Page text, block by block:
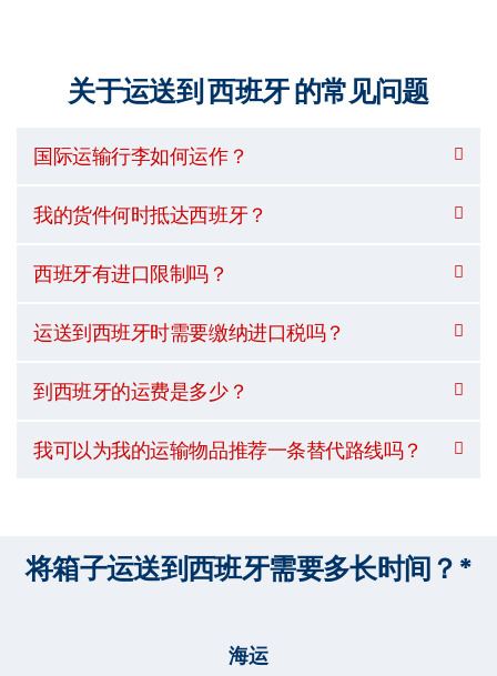
关于运送到 西班牙 的常见问题
国际运输行李如何运作？
我的货件何时抵达西班牙？
西班牙有进口限制吗？
运送到西班牙时需要缴纳进口税吗？
到西班牙的运费是多少？
我可以为我的运输物品推荐一条替代路线吗？
将箱子运送到西班牙需要多长时间？*
海运